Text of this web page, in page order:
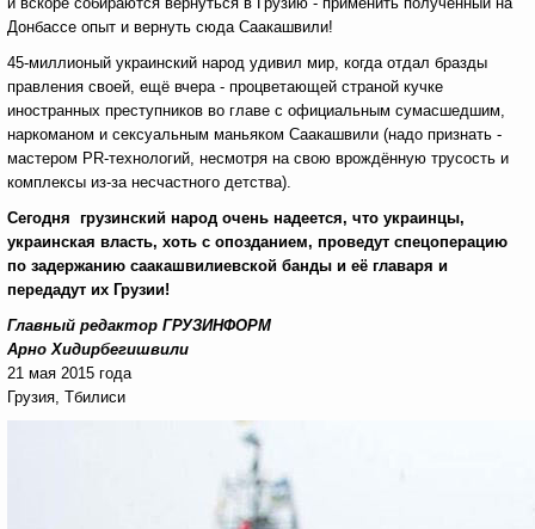
Донбассе опыт и вернуть сюда Саакашвили!
45-миллионый украинский народ удивил мир, когда отдал бразды
правления своей, ещё вчера - процветающей страной кучке
иностранных преступников во главе с официальным сумасшедшим,
наркоманом и сексуальным маньяком Саакашвили (надо признать -
мастером PR-технологий, несмотря на свою врождённую трусость и
комплексы из-за несчастного детства).
Сегодня грузинский народ очень надеется, что украинцы,
украинская власть, хоть с опозданием, проведут спецоперацию
по задержанию саакашвилиевской банды и её главаря и
передадут их Грузии!
Главный редактор ГРУЗИНФОРМ
Арно Хидирбегишвили
21 мая 2015 года
Грузия, Тбилиси